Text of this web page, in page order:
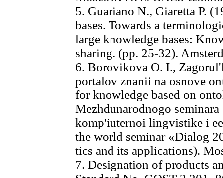
5. Guariano N., Giaretta P.
bases. Towards a
large knowledge bases:
sharing. (pp. 25-32).
6. Borovikova O. I.,
portalov znanii na osnove
for knowledge based on
Mezhdunarodnogo
komp'iuternoi lingvistike i
the world seminar «Dialog
tics and its applications).
7. Designation of products